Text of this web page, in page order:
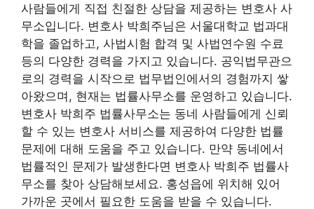
사람들에게 직접 친절한 상담을 제공하는 변호사 사
무소입니다. 변호사 박희주님은 서울대학교 법과대
학을 졸업하고, 사법시험 합격 및 사법연수원 수료
등의 다양한 경력을 가지고 있습니다. 공익법무관으
로의 경력을 시작으로 법무법인에서의 경험까지 쌓
아왔으며, 현재는 법률사무소를 운영하고 있습니다.
변호사 박희주 법률사무소는 동네 사람들에게 신뢰
할 수 있는 변호사 서비스를 제공하여 다양한 법률
문제에 대해 도움을 주고 있습니다. 만약 동네에서
법률적인 문제가 발생한다면 변호사 박희주 법률사
무소를 찾아 상담해보세요. 홍성읍에 위치해 있어
가까운 곳에서 필요한 도움을 받을 수 있습니다.